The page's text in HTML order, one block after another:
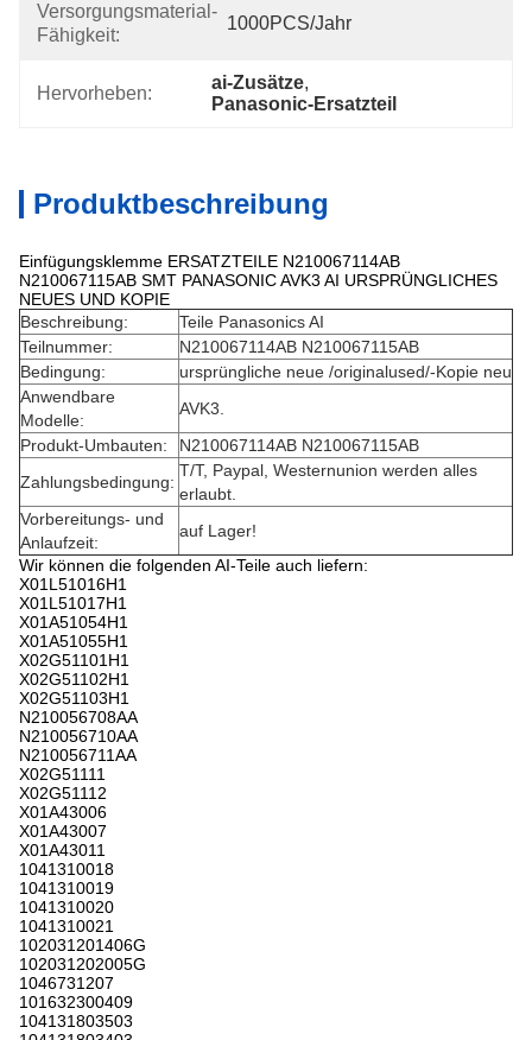
Versorgungsmaterial-
Fähigkeit:
1000PCS/Jahr
Hervorheben:
ai-Zusätze,
Panasonic-Ersatzteil
Produktbeschreibung
Einfügungsklemme ERSATZTEILE N210067114AB
N210067115AB SMT PANASONIC AVK3 AI URSPRÜNGLICHES
NEUES UND KOPIE
Beschreibung:
Teile Panasonics AI
Teilnummer:
N210067114AB N210067115AB
Bedingung:
ursprüngliche neue /originalused/-Kopie neu
Anwendbare
Modelle:
AVK3.
Produkt-Umbauten:
N210067114AB N210067115AB
Zahlungsbedingung:
T/T, Paypal, Westernunion werden alles
erlaubt.
Vorbereitungs- und
Anlaufzeit:
auf Lager!
Wir können die folgenden AI-Teile auch liefern:
X01L51016H1
X01L51017H1
X01A51054H1
X01A51055H1
X02G51101H1
X02G51102H1
X02G51103H1
N210056708AA
N210056710AA
N210056711AA
X02G51111
X02G51112
X01A43006
X01A43007
X01A43011
1041310018
1041310019
1041310020
1041310021
102031201406G
102031202005G
1046731207
101632300409
104131803503